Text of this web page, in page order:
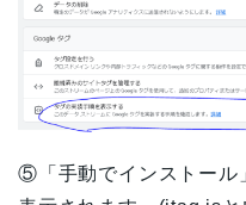
⑤「手動でインストール